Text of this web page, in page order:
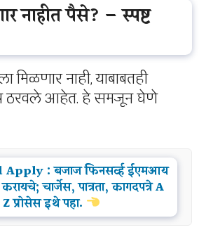
नाहीत पैसे? – स्पष्ट
मिळणार नाही, याबाबतही
ठरवले आहेत. हे समजून घेणे
: बजाज फिनसर्व्ह ईएमआय
चार्जेस, पात्रता, कागदपत्रे A
प्रोसेस इथे पहा.